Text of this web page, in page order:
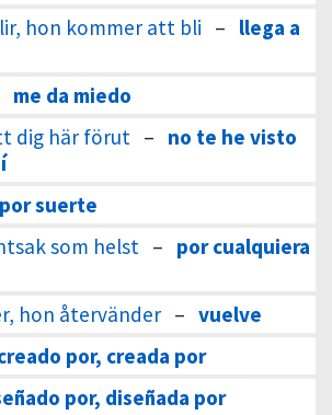
hon kommer att bli – llega a
me da miedo
dig här förut – no te he visto
por suerte
som helst – por cualquiera
hon återvänder – vuelve
por, creada por
por, diseñada por